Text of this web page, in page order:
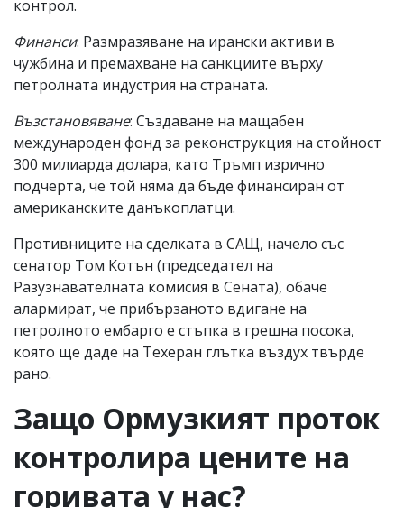
контрол.
Финанси: Размразяване на ирански активи в
чужбина и премахване на санкциите върху
петролната индустрия на страната.
Възстановяване: Създаване на мащабен
международен фонд за реконструкция на стойност
300 милиарда долара, като Тръмп изрично
подчерта, че той няма да бъде финансиран от
американските данъкоплатци.
Противниците на сделката в САЩ, начело със
сенатор Том Котън (председател на
Разузнавателната комисия в Сената), обаче
алармират, че прибързаното вдигане на
петролното ембарго е стъпка в грешна посока,
която ще даде на Техеран глътка въздух твърде
рано.
Защо Ормузкият проток
контролира цените на
горивата у нас?